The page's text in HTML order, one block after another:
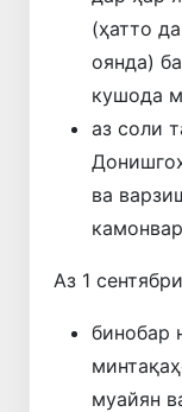
(ҳатто
оянда)
кушода
аз соли
ва
Аз 1
бинобар
муайян